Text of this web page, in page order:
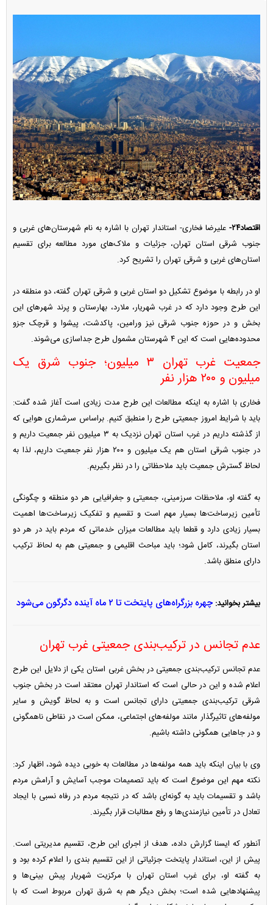
اقتصاد۲۴-
علیرضا فخاری- استاندار تهران با اشاره به نام شهرستان‌های غربی و
جنوب شرقی استان تهران، جزئیات و ملاک‌های مورد مطالعه برای تقسیم
استان‌های غربی و شرقی تهران را تشریح کرد.
او در رابطه با موضوع تشکیل دو استان غربی و شرقی تهران گفته، دو منطقه در
این طرح وجود دارد که در غرب شهریار، ملارد، بهارستان و پرند شهر‌های این
بخش و در حوزه جنوب شرقی نیز ورامین، پاکدشت، پیشوا و قرچک جزو
محدوده‌هایی است که این ۴ شهرستان مشمول طرح جداسازی می‌شوند.
جمعیت غرب تهران ۳ میلیون؛ جنوب شرق یک
میلیون و ۲۰۰ هزار نفر
فخاری با اشاره به اینکه مطالعات این طرح مدت زیادی است آغاز شده گفت:
باید با شرایط امروز جمعیتی طرح را منطبق کنیم. براساس سرشماری هوایی که
از گذشته داریم در غرب استان تهران نزدیک به ۳ میلیون نفر ج​​​​​معیت داریم و
در جنوب شرقی استان هم یک میلیون و ۲۰۰ هزار نفر جمعیت داریم، لذا به
لحاظ گسترش جمعیت باید ملاحظاتی را در نظر بگیریم.
به گفته او، ملاحظات سرزمینی، جمعیتی و جغرافیایی هر دو منطقه و چگونگی
تأمین زیرساخت‌ها بسیار مهم است و تقسیم و تفکیک زیرساخت‌ها اهمیت
بسیار زیادی دارد و قطعا باید مطالعات میزان خدماتی که مردم باید در هر دو
استان بگیرند، کامل شود؛ باید مباحث اقلیمی و جمعیتی هم به لحاظ ترکیب
دارای منطق باشد.
بیشتر بخوانید: چهره بزرگراه‌های پایتخت تا ۲ ماه آینده دگرگون می‌شود
عدم تجانس در ترکیب‌بندی جمعیتی غرب تهران
عدم تجانس ترکیب‌بندی جمعیتی در بخش غربی استان یکی از دلایل این طرح
اعلام شده و این در حالی است که استاندار تهران معتقد است در بخش جنوب
شرقی ترکیب‌بندی جمعیتی دارای تجانس است و به لحاظ گویش و سایر
مولفه‌های تاثیرگذار مانند مولفه‌های اجتماعی، ممکن است در نقاطی ناهمگونی
و در جا‌هایی همگونی داشته باشیم.
وی با بیان اینکه باید همه مولفه‌ها در مطالعات به خوبی دیده شود، اظهار کرد:
نکته مهم این موضوع است که باید تصمیمات موجب آسایش و آرامش مردم
باشد و تقسیمات باید به گونه‌ای باشد که در نتیجه مردم در رفاه نسبی با ایجاد
تعادل در تأمین نیازمندی‌ها و رفع مطالبات قرار بگیرند.
آنطور که ایسنا گزارش داده، هدف از اجرای این طرح، تقسیم مدیریتی است.
پیش از این، استاندار پایتخت جزئیاتی از این تقسیم بندی را اعلام کرده بود و
به گفته او، برای غرب استان تهران با مرکزیت شهریار پیش بینی‌ها و
پیشنهاد‌هایی شده است؛ بخش دیگر هم به شرق تهران مربوط است که با